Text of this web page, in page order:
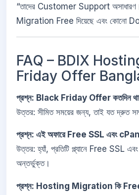
“তাদের Customer Support
Migration Free দিয়েছে এবং কোনো
FAQ – BDIX
Friday Offer
প্রশ্ন: Black Friday Offer কতদিন
উত্তর: সীমিত সময়ের জন্য, তাই যত দ্রুত
প্রশ্ন: এই অফারে Free SSL এবং
উত্তর: হ্যাঁ, প্রতিটি প্ল্যানে Free SSL
অন্তর্ভুক্ত।
প্রশ্ন: Hosting Migration কি